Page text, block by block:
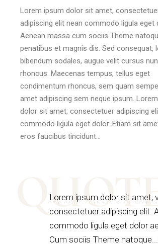
Lorem ipsum dolor sit amet,
adipiscing elit nean commodo ligula eget
Aenean massa cum sociis Theme
penatibus et magnis dis. Sed consequat,
bibendum sodales, augue velit cursus
rhoncus. Maecenas tempus, tellus eget
condimentum rhoncus, sem quam
amet adipiscing sem neque ipsum.
dolor sit amet, consectetuer adipiscing
commodo ligula eget dolor. Etiam sit
eros faucibus tincidunt…
Lorem ipsum dolor sit amet,
consectetuer adipiscing elit.
commodo ligula eget dolor
Cum sociis Theme